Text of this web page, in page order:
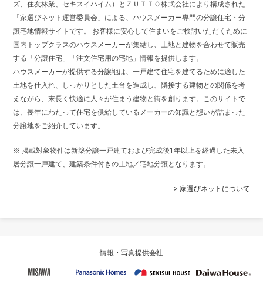
ズ、住友林業、セキスイハイム）とＺＵＴＴＯ株式会社により構成された
「家選びネット運営委員会」による、ハウスメーカー専門の分譲住宅・分
譲宅地情報サイトです。 お客様に安心して住まいをご検討いただくために
国内トップクラスのハウスメーカーが集結し、土地と建物を合わせて販売
する「分譲住宅」「注文住宅用の宅地」情報を提供します。
ハウスメーカーが提供する分譲地は、一戸建て住宅を建てるために適した
土地を仕入れ、しっかりとした土台を造成し、隣接する建物との関係を考
えながら、末長く快適に人々が住まう建物と街を創ります。このサイトで
は、長年にわたって住宅を供給しているメーカーの知識と想いが詰まった
分譲地をご紹介しています。
※ 掲載対象物件は新築分譲一戸建ておよび完成後1年以上を経過した未入
居分譲一戸建て、建築条件付きの土地／宅地分譲となります。
> 家選びネットについて
情報・写真提供会社